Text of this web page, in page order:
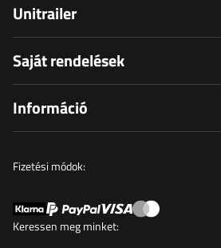
Unitrailer
Saját rendelések
Információ
Fizetési módok:
Keressen meg minket: